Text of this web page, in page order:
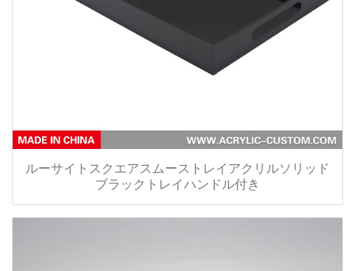
ルーサイトスクエアスムーストレイアクリルソリッド
ブラックトレイハンドル付き